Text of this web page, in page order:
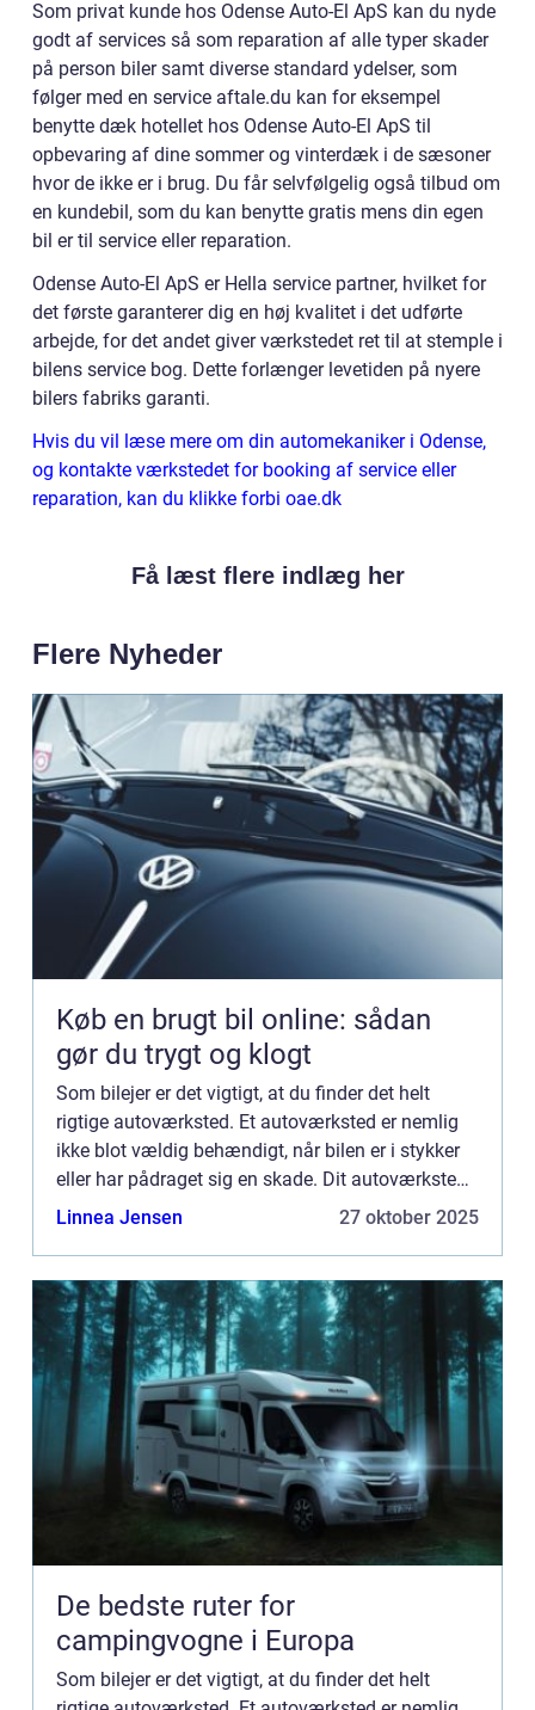
Som privat kunde hos Odense Auto-El ApS kan du nyde
godt af services så som reparation af alle typer skader
på person biler samt diverse standard ydelser, som
følger med en service aftale.du kan for eksempel
benytte dæk hotellet hos Odense Auto-El ApS til
opbevaring af dine sommer og vinterdæk i de sæsoner
hvor de ikke er i brug. Du får selvfølgelig også tilbud om
en kundebil, som du kan benytte gratis mens din egen
bil er til service eller reparation.
Odense Auto-El ApS er Hella service partner, hvilket for
det første garanterer dig en høj kvalitet i det udførte
arbejde, for det andet giver værkstedet ret til at stemple i
bilens service bog. Dette forlænger levetiden på nyere
bilers fabriks garanti.
Hvis du vil læse mere om din automekaniker i Odense,
og kontakte værkstedet for booking af service eller
reparation, kan du klikke forbi oae.dk
Få læst flere indlæg her
Flere Nyheder
Køb en brugt bil online: sådan
gør du trygt og klogt
Som bilejer er det vigtigt, at du finder det helt
rigtige autoværksted. Et autoværksted er nemlig
ikke blot vældig behændigt, når bilen er i stykker
eller har pådraget sig en skade. Dit autoværksted
kan hj&ae...
Linnea Jensen 27 oktober 2025
De bedste ruter for
campingvogne i Europa
Som bilejer er det vigtigt, at du finder det helt